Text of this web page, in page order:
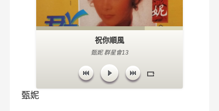
祝你順風
甄妮 群星會13
甄妮